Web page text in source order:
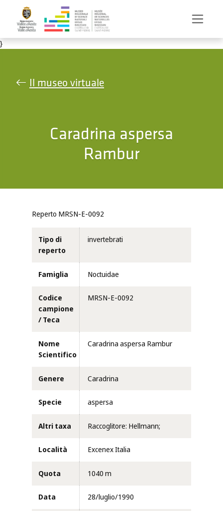
Salta al contenuto principale
}
Il museo virtuale
Caradrina aspersa
Rambur
Reperto MRSN-E-0092
Tipo di
reperto
invertebrati
Famiglia Noctuidae
Codice
campione
/ Teca
MRSN-E-0092
Nome
Scientifico
Caradrina aspersa Rambur
Genere Caradrina
Specie aspersa
Altri taxa Raccoglitore: Hellmann;
Località Excenex Italia
Quota 1040 m
Data 28/luglio/1990